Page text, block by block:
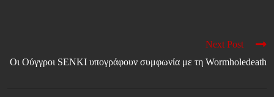
Next Post
Οι Ούγγροι SENKI υπογράφουν συμφωνία με τη Wormholedeath